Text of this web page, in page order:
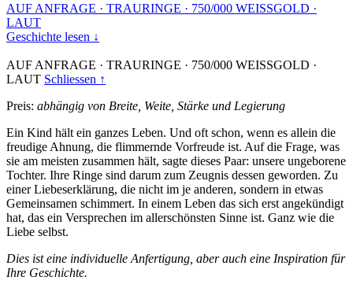
AUF ANFRAGE · TRAURINGE · 750/000 WEISSGOLD ·
LAUT
Geschichte lesen ↓
AUF ANFRAGE · TRAURINGE · 750/000 WEISSGOLD ·
LAUT Schliessen ↑
Preis: abhängig von Breite, Weite, Stärke und Legierung
Ein Kind hält ein ganzes Leben. Und oft schon, wenn es allein die
freudige Ahnung, die flimmernde Vorfreude ist. Auf die Frage, was
sie am meisten zusammen hält, sagte dieses Paar: unsere ungeborene
Tochter. Ihre Ringe sind darum zum Zeugnis dessen geworden. Zu
einer Liebeserklärung, die nicht im je anderen, sondern in etwas
Gemeinsamen schimmert. In einem Leben das sich erst angekündigt
hat, das ein Versprechen im allerschönsten Sinne ist. Ganz wie die
Liebe selbst.
Dies ist eine individuelle Anfertigung, aber auch eine Inspiration für
Ihre Geschichte.